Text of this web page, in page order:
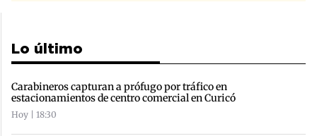
Lo último
Carabineros capturan a prófugo por tráfico en
estacionamientos de centro comercial en Curicó
Hoy | 18:30